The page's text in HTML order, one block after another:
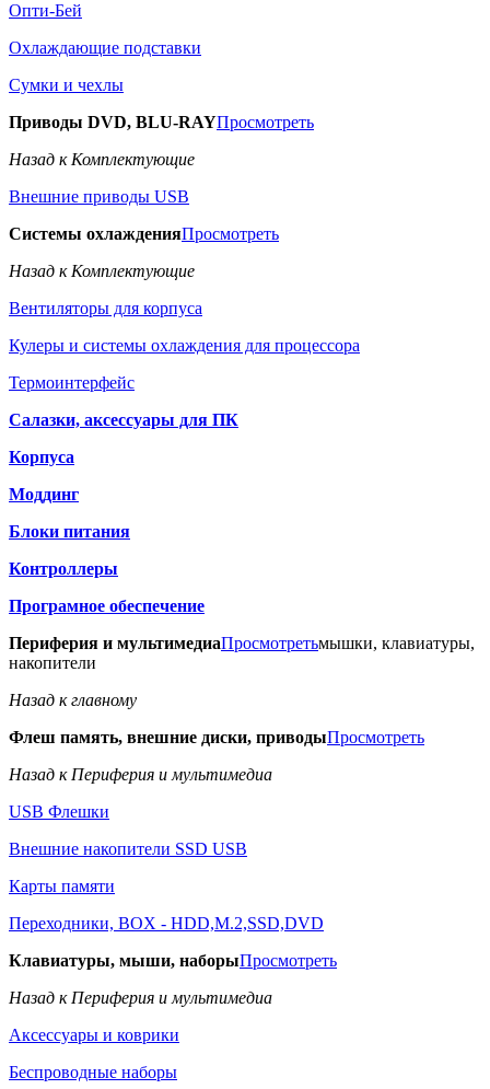
Опти-Бей
Охлаждающие подставки
Сумки и чехлы
Приводы DVD, BLU-RAYПросмотреть
Назад к Комплектующие
Внешние приводы USB
Системы охлажденияПросмотреть
Назад к Комплектующие
Вентиляторы для корпуса
Кулеры и системы охлаждения для процессора
Термоинтерфейс
Салазки, аксессуары для ПК
Корпуса
Моддинг
Блоки питания
Контроллеры
Програмное обеспечение
Периферия и мультимедиаПросмотретьмышки, клавиатуры,
накопители
Назад к главному
Флеш память, внешние диски, приводыПросмотреть
Назад к Периферия и мультимедиа
USB Флешки
Внешние накопители SSD USB
Карты памяти
Переходники, BOX - HDD,M.2,SSD,DVD
Клавиатуры, мыши, наборыПросмотреть
Назад к Периферия и мультимедиа
Аксессуары и коврики
Беспроводные наборы